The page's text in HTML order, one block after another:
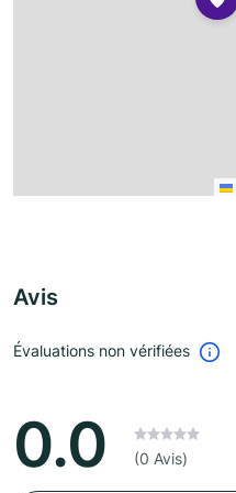
Avis
Évaluations non vérifiées
0.0 (0 Avis)